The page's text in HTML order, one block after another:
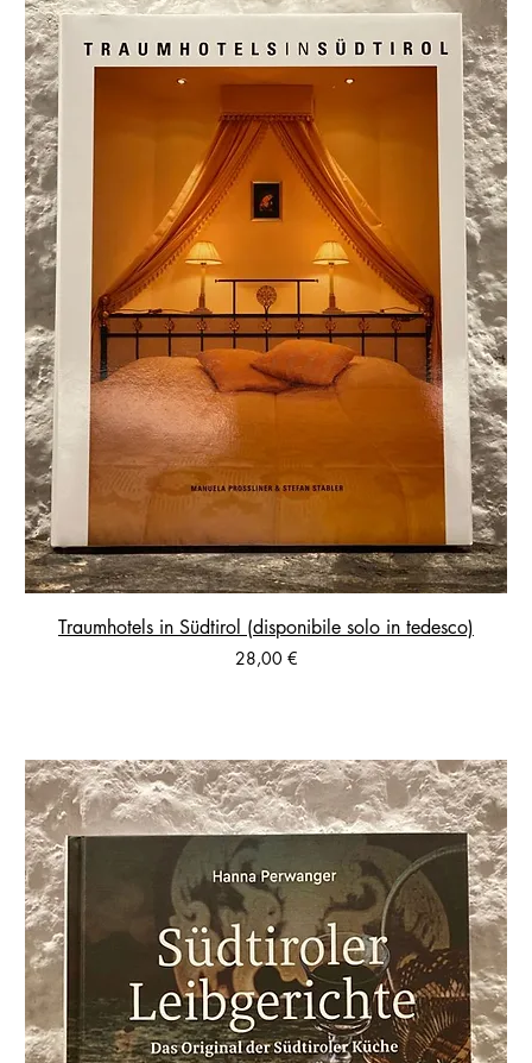
Traumhotels in Südtirol (disponibile solo in tedesco)
Prezzo
28,00 €